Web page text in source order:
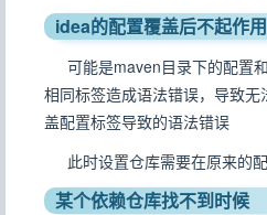
idea的配置覆盖后不起作用
可能是maven目录下的配置
相同标签造成语法错误，导致
盖配置标签导致的语法错误
此时设置仓库需要在原来的
某个依赖仓库找不到时候